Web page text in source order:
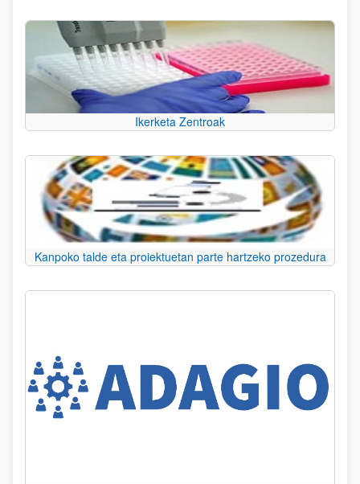
Ikerketa Zentroak
Kanpoko talde eta proiektuetan parte hartzeko prozedura